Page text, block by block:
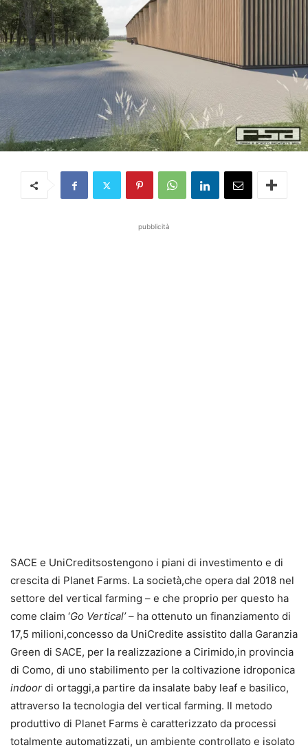
pubblicità
SACE e UniCreditsostengono i piani di investimento e di
crescita di Planet Farms. La società,che opera dal 2018 nel
settore del vertical farming – e che proprio per questo ha
come claim ‘Go Vertical’– ha ottenuto un finanziamento di
17,5 milioni,concesso da UniCredite assistito dalla Garanzia
Green di SACE, per la realizzazione a Cirimido,in provincia
di Como, di uno stabilimento per la coltivazione idroponica
indoor di ortaggi,a partire da insalate baby leaf e basilico,
attraverso la tecnologia del vertical farming. Il metodo
produttivo di Planet Farms è caratterizzato da processi
totalmente automatizzati, un ambiente controllato e isolato